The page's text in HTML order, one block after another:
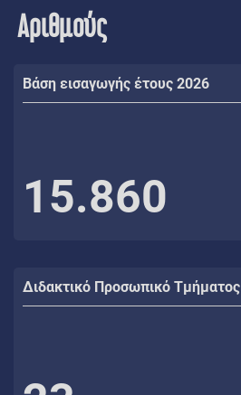
Αριθμούς
Βάση εισαγωγής έτους 2026
15.860
Διδακτικό Προσωπικό Τμήματος